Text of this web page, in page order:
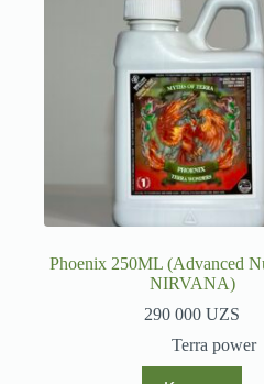
Phoenix 250ML (Advanced
NIRVANA)
290 000UZS
Terra power